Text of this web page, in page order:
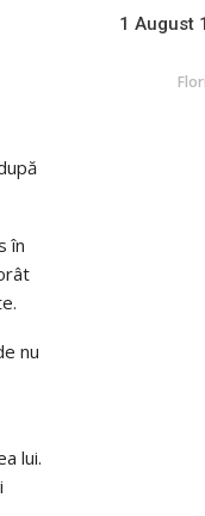
în
nu
lui.
1 August